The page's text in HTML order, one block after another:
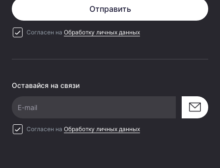
Отправить
Согласен на Обработку личных данных
Оставайся на связи
E-mail
Согласен на Обработку личных данных